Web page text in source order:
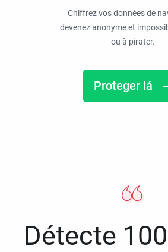
Chiffrez vos données de
devenez anonyme et
ou à pirater.
Proteger lá
Détecte